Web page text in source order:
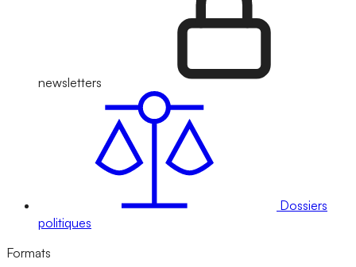
newsletters
Dossiers
politiques
Formats